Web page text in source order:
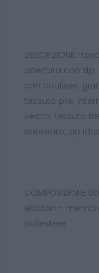
DESCRIZIONE:1
apertura con
con coulisse;
tessuto pile;
velcro; tessuto
antivento; zip
elastan +
poliestere